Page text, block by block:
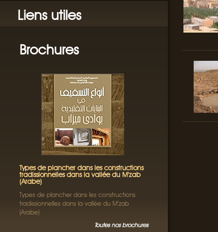
Liens utiles
Brochures
Types de plancher dans les constructions
tradissionnelles dans la vallée du M'zab
(Arabe)
Types de plancher dans les constructions
tradissionnelles dans la vallée du M'zab
(Arabe)
Toutes nos brochures